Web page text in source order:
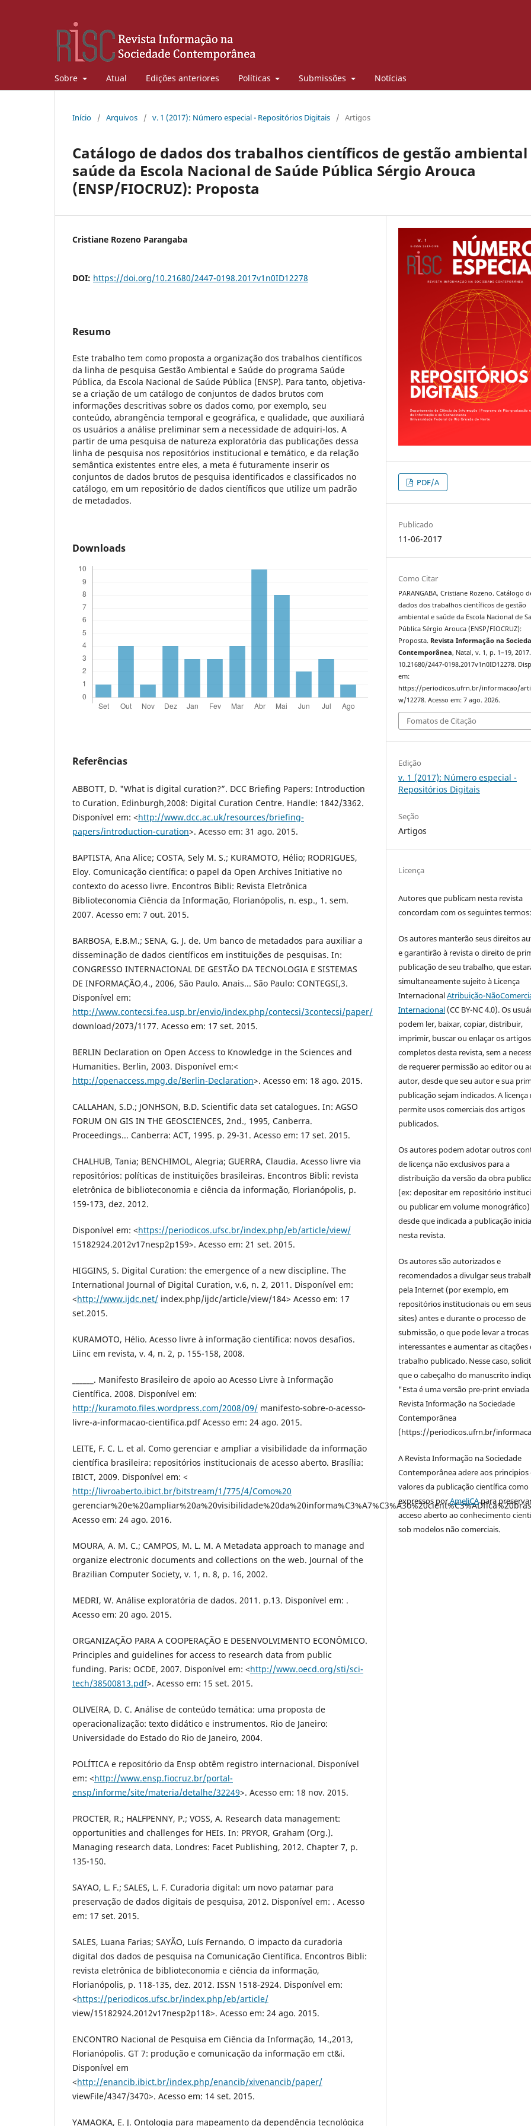
Sobre Atual Edições anteriores Políticas Submissões Notícias
Início / Arquivos / v. 1 (2017): Número especial - Repositórios Digitais / Artigos
Catálogo de dados dos trabalhos científicos de gestão ambiental
saúde da Escola Nacional de Saúde Pública Sérgio Arouca
(ENSP/FIOCRUZ): Proposta
Cristiane Rozeno Parangaba
DOI: https://doi.org/10.21680/2447-0198.2017v1n0ID12278
Resumo
Este trabalho tem como proposta a organização dos trabalhos científicos
da linha de pesquisa Gestão Ambiental e Saúde do programa Saúde
Pública, da Escola Nacional de Saúde Pública (ENSP). Para tanto, objetiva-
se a criação de um catálogo de conjuntos de dados brutos com
informações descritivas sobre os dados como, por exemplo, seu
conteúdo, abrangência temporal e geográfica, e qualidade, que auxiliará
os usuários a análise preliminar sem a necessidade de adquiri-los. A
partir de uma pesquisa de natureza exploratória das publicações dessa
linha de pesquisa nos repositórios institucional e temático, e da relação
semântica existentes entre eles, a meta é futuramente inserir os
conjuntos de dados brutos de pesquisa identificados e classificados no
catálogo, em um repositório de dados científicos que utilize um padrão
de metadados.
Downloads
Referências
ABBOTT, D. "What is digital curation?”. DCC Briefing Papers: Introduction
to Curation. Edinburgh,2008: Digital Curation Centre. Handle: 1842/3362.
Disponível em: <http://www.dcc.ac.uk/resources/briefing-
papers/introduction-curation>. Acesso em: 31 ago. 2015.
BAPTISTA, Ana Alice; COSTA, Sely M. S.; KURAMOTO, Hélio; RODRIGUES,
Eloy. Comunicação científica: o papel da Open Archives Initiative no
contexto do acesso livre. Encontros Bibli: Revista Eletrônica
Biblioteconomia Ciência da Informação, Florianópolis, n. esp., 1. sem.
2007. Acesso em: 7 out. 2015.
BARBOSA, E.B.M.; SENA, G. J. de. Um banco de metadados para auxiliar a
disseminação de dados científicos em instituições de pesquisas. In:
CONGRESSO INTERNACIONAL DE GESTÃO DA TECNOLOGIA E SISTEMAS
DE INFORMAÇÃO,4., 2006, São Paulo. Anais... São Paulo: CONTEGSI,3.
Disponível em:
http://www.contecsi.fea.usp.br/envio/index.php/contecsi/3contecsi/paper/
download/2073/1177. Acesso em: 17 set. 2015.
BERLIN Declaration on Open Access to Knowledge in the Sciences and
Humanities. Berlin, 2003. Disponível em:<
http://openaccess.mpg.de/Berlin-Declaration>. Acesso em: 18 ago. 2015.
CALLAHAN, S.D.; JONHSON, B.D. Scientific data set catalogues. In: AGSO
FORUM ON GIS IN THE GEOSCIENCES, 2nd., 1995, Canberra.
Proceedings... Canberra: ACT, 1995. p. 29-31. Acesso em: 17 set. 2015.
CHALHUB, Tania; BENCHIMOL, Alegria; GUERRA, Claudia. Acesso livre via
repositórios: políticas de instituições brasileiras. Encontros Bibli: revista
eletrônica de biblioteconomia e ciência da informação, Florianópolis, p.
159-173, dez. 2012.
Disponível em: <https://periodicos.ufsc.br/index.php/eb/article/view/
15182924.2012v17nesp2p159>. Acesso em: 21 set. 2015.
HIGGINS, S. Digital Curation: the emergence of a new discipline. The
International Journal of Digital Curation, v.6, n. 2, 2011. Disponível em:
<http://www.ijdc.net/ index.php/ijdc/article/view/184> Acesso em: 17
set.2015.
KURAMOTO, Hélio. Acesso livre à informação científica: novos desafios.
Liinc em revista, v. 4, n. 2, p. 155-158, 2008.
______. Manifesto Brasileiro de apoio ao Acesso Livre à Informação
Científica. 2008. Disponível em:
http://kuramoto.files.wordpress.com/2008/09/ manifesto-sobre-o-acesso-
livre-a-informacao-cientifica.pdf Acesso em: 24 ago. 2015.
LEITE, F. C. L. et al. Como gerenciar e ampliar a visibilidade da informação
científica brasileira: repositórios institucionais de acesso aberto. Brasília:
IBICT, 2009. Disponível em: <
http://livroaberto.ibict.br/bitstream/1/775/4/Como%20
Acesso em: 24 ago. 2016.
MOURA, A. M. C.; CAMPOS, M. L. M. A Metadata approach to manage and
organize electronic documents and collections on the web. Journal of the
Brazilian Computer Society, v. 1, n. 8, p. 16, 2002.
MEDRI, W. Análise exploratória de dados. 2011. p.13. Disponível em: .
Acesso em: 20 ago. 2015.
ORGANIZAÇÃO PARA A COOPERAÇÃO E DESENVOLVIMENTO ECONÔMICO.
Principles and guidelines for access to research data from public
funding. Paris: OCDE, 2007. Disponível em: <http://www.oecd.org/sti/sci-
tech/38500813.pdf>. Acesso em: 15 set. 2015.
OLIVEIRA, D. C. Análise de conteúdo temática: uma proposta de
operacionalização: texto didático e instrumentos. Rio de Janeiro:
Universidade do Estado do Rio de Janeiro, 2004.
POLÍTICA e repositório da Ensp obtêm registro internacional. Disponível
em: <http://www.ensp.fiocruz.br/portal-
ensp/informe/site/materia/detalhe/32249>. Acesso em: 18 nov. 2015.
PROCTER, R.; HALFPENNY, P.; VOSS, A. Research data management:
opportunities and challenges for HEIs. In: PRYOR, Graham (Org.).
Managing research data. Londres: Facet Publishing, 2012. Chapter 7, p.
135-150.
SAYAO, L. F.; SALES, L. F. Curadoria digital: um novo patamar para
preservação de dados digitais de pesquisa, 2012. Disponível em: . Acesso
em: 17 set. 2015.
SALES, Luana Farias; SAYÃO, Luís Fernando. O impacto da curadoria
digital dos dados de pesquisa na Comunicação Científica. Encontros Bibli:
revista eletrônica de biblioteconomia e ciência da informação,
Florianópolis, p. 118-135, dez. 2012. ISSN 1518-2924. Disponível em:
<https://periodicos.ufsc.br/index.php/eb/article/
view/15182924.2012v17nesp2p118>. Acesso em: 24 ago. 2015.
ENCONTRO Nacional de Pesquisa em Ciência da Informação, 14.,2013,
Florianópolis. GT 7: produção e comunicação da informação em ct&i.
Disponível em
<http://enancib.ibict.br/index.php/enancib/xivenancib/paper/
viewFile/4347/3470>. Acesso em: 14 set. 2015.
YAMAOKA, E. J. Ontologia para mapeamento da dependência tecnológica
PDF/A
Publicado
11-06-2017
Como Citar
PARANGABA, Cristiane Rozeno. Catálogo
dados dos trabalhos científicos de gestão
ambiental e saúde da Escola Nacional de
Pública Sérgio Arouca (ENSP/FIOCRUZ):
Proposta. Revista Informação na
Contemporânea, Natal, v. 1, p. 1–19,
10.21680/2447-0198.2017v1n0ID12278.
em:
https://periodicos.ufrn.br/informacao/
w/12278. Acesso em: 7 ago. 2026.
Fomatos de Citação
Edição
v. 1 (2017): Número especial -
Repositórios Digitais
Seção
Artigos
Licença
Autores que publicam nesta revista
concordam com os seguintes termos:
Os autores manterão seus direitos
e garantirão à revista o direito de
publicação de seu trabalho, que
simultaneamente sujeito à Licença
InternacionalAtribuição-
Internacional (CC BY-NC 4.0). Os
podem ler, baixar, copiar, distribuir,
imprimir, buscar ou enlaçar os artigos
completos desta revista, sem a
de requerer permissão ao editor ou
autor, desde que seu autor e sua
publicação sejam indicados. A licença
permite usos comerciais dos artigos
publicados.
Os autores podem adotar outros
de licença não exclusivos para a
distribuição da versão da obra
(ex: depositar em repositório
ou publicar em volume monográfico)
desde que indicada a publicação
nesta revista.
Os autores são autorizados e
recomendados a divulgar seus
pela Internet (por exemplo, em
repositórios institucionais ou em seus
sites) antes e durante o processo de
submissão, o que pode levar a trocas
interessantes e aumentar as citações
trabalho publicado. Nesse caso,
que o cabeçalho do manuscrito
"Esta é uma versão pre-print enviada
Revista Informação na Sociedade
Contemporânea
(https://periodicos.ufrn.br/
A Revista Informação na Sociedade
Contemporânea adere aos principios
valores da publicação científica como
expressos porAmeliCApara
acceso aberto ao conhecimento
sob modelos não comerciais.